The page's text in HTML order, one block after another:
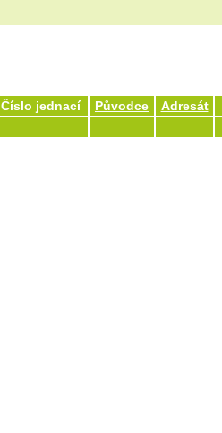
Číslo jednací Původce Adresát